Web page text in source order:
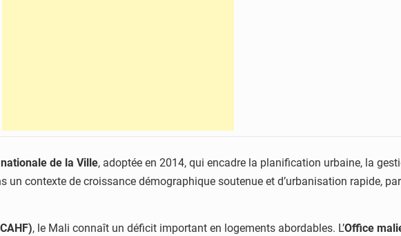
de la Ville, adoptée en 2014, qui encadre la planification urbaine, la
un contexte de croissance démographique soutenue et d’urbanisation rapide,
, le Mali connaît un déficit important en logements abordables. L’Office